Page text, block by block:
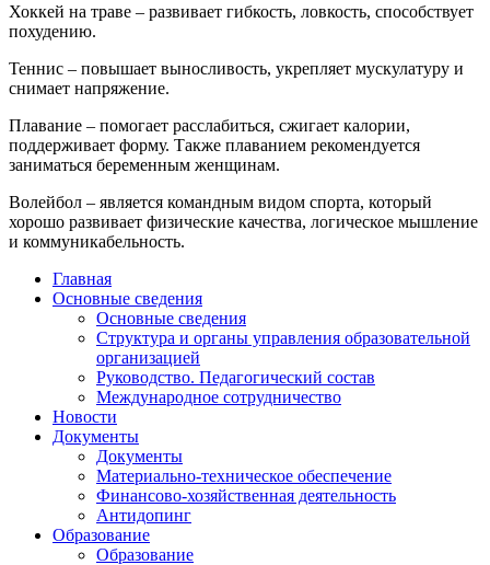
Хоккей на траве – развивает гибкость, ловкость, способствует
похудению.
Теннис – повышает выносливость, укрепляет мускулатуру и
снимает напряжение.
Плавание – помогает расслабиться, сжигает калории,
поддерживает форму. Также плаванием рекомендуется
заниматься беременным женщинам.
Волейбол – является командным видом спорта, который
хорошо развивает физические качества, логическое мышление
и коммуникабельность.
Главная
Основные сведения
Основные сведения
Структура и органы управления образовательной
организацией
Руководство. Педагогический состав
Международное сотрудничество
Новости
Документы
Документы
Материально-техническое обеспечение
Финансово-хозяйственная деятельность
Антидопинг
Образование
Образование